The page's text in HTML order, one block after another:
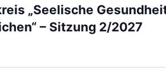
„Seelische
– Sitzung 2/2027